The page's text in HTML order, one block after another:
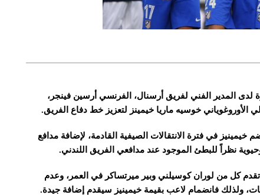
لدى المدير الفني لفريق أرسنال، الفرنسي أرسين فينجر،
الأوروغوياني خوسيه ماريا خيمينز لتعزيز خط دفاع الفريق.
في فترة الانتقالات الصيفية القادمة، لإضافة مدافع
نظراً للبطئ الموجود عند مدافعي الفريق اللندني.
كل من لوران كوسيلني وبير ميرتساكر في العمر، وعدم
ولذلك فانضمام لاعب بقيمة خيمينيز سيقدم إضافة جيدة.